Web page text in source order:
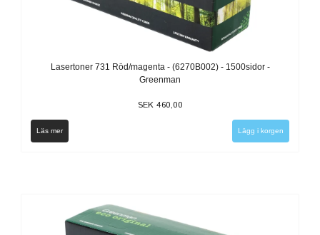
Lasertoner 731 Röd/magenta - (6270B002) - 1500sidor -
Greenman
SEK 460,00
Läs mer